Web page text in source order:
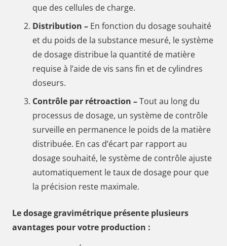
que des cellules de charge.
Distribution – En fonction du dosage souhaité
et du poids de la substance mesuré, le système
de dosage distribue la quantité de matière
requise à l’aide de vis sans fin et de cylindres
doseurs.
Contrôle par rétroaction –Tout au long du
processus de dosage, un système de contrôle
surveille en permanence le poids de la matière
distribuée. En cas d’écart par rapport au
dosage souhaité, le système de contrôle ajuste
automatiquement le taux de dosage pour que
la précision reste maximale.
Le dosage gravimétrique présente plusieurs
avantages pour votre production :